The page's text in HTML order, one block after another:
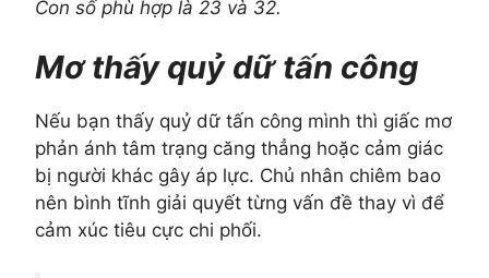
Con số phù hợp là 23 và 32.
Mơ thấy quỷ dữ tấn công
Nếu bạn thấy quỷ dữ tấn công mình thì giấc mơ
phản ánh tâm trạng căng thẳng hoặc cảm giác
bị người khác gây áp lực. Chủ nhân chiêm bao
nên bình tĩnh giải quyết từng vấn đề thay vì để
cảm xúc tiêu cực chi phối.